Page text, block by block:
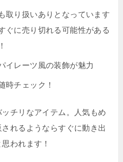
取り扱いありとなっています
ぐに売り切れる可能性がある
イレーツ風の装飾が魅力
時チェック！
チリなアイテム。人気もめ
れるようならすぐに動き出
われます！